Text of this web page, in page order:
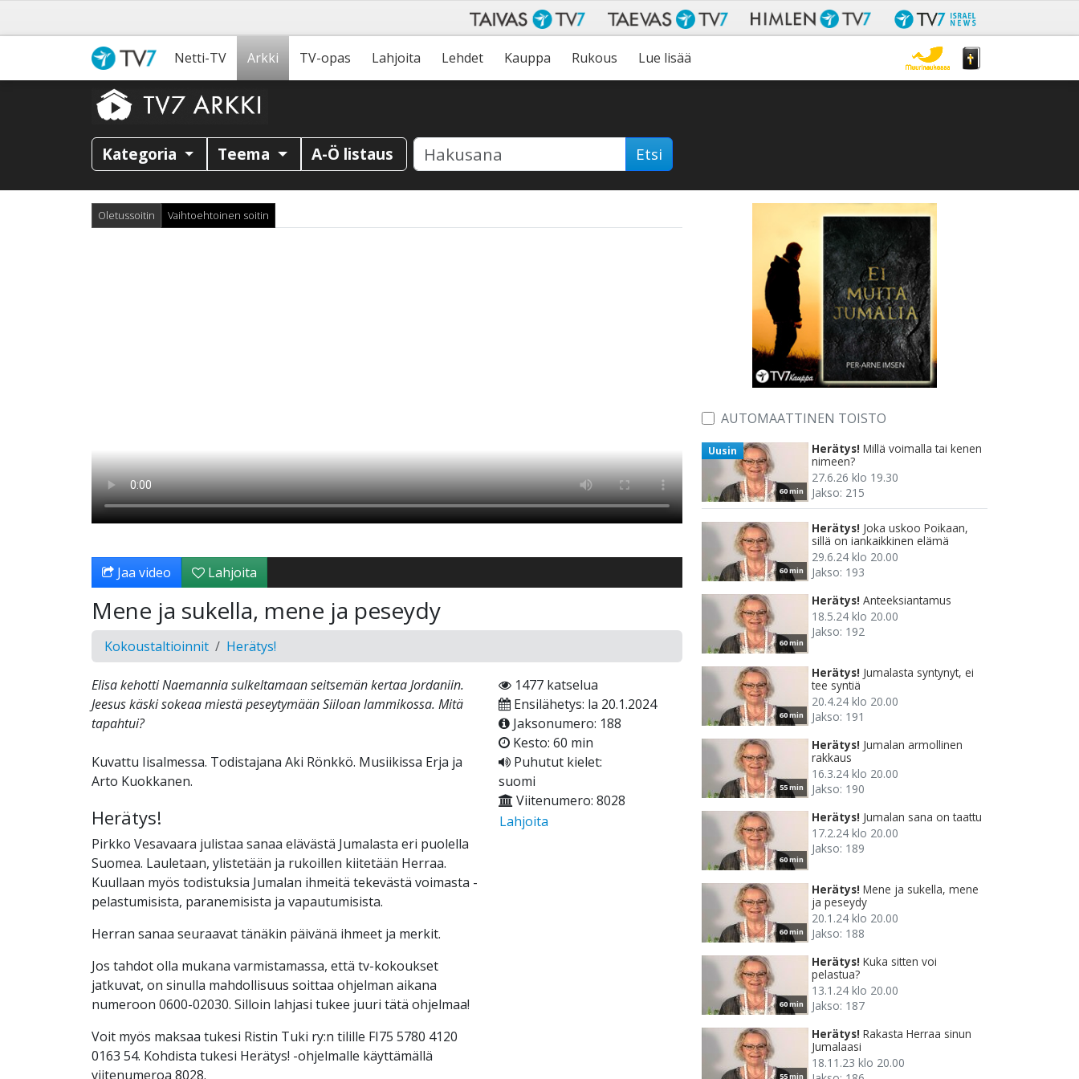
Netti-TV Arkki TV-opas Lahjoita Lehdet Kauppa Rukous Lue lisää
Kategoria Teema A-Ö listaus Etsi
Oletussoitin Vaihtoehtoinen soitin
Jaa video Lahjoita
Mene ja sukella, mene ja peseydy
Kokoustaltioinnit Herätys!
Elisa kehotti Naemannia sulkeltamaan seitsemän kertaa Jordaniin.
Jeesus käski sokeaa miestä peseytymään Siiloan lammikossa. Mitä
tapahtui?
Kuvattu Iisalmessa. Todistajana Aki Rönkkö. Musiikissa Erja ja
Arto Kuokkanen.
Herätys!
Pirkko Vesavaara julistaa sanaa elävästä Jumalasta eri puolella
Suomea. Lauletaan, ylistetään ja rukoillen kiitetään Herraa.
Kuullaan myös todistuksia Jumalan ihmeitä tekevästä voimasta -
pelastumisista, paranemisista ja vapautumisista.
Herran sanaa seuraavat tänäkin päivänä ihmeet ja merkit.
Jos tahdot olla mukana varmistamassa, että tv-kokoukset
jatkuvat, on sinulla mahdollisuus soittaa ohjelman aikana
numeroon 0600-02030. Silloin lahjasi tukee juuri tätä ohjelmaa!
Voit myös maksaa tukesi Ristin Tuki ry:n tilille FI75 5780 4120
0163 54. Kohdista tukesi Herätys! -ohjelmalle käyttämällä
viitenumeroa 8028.
1477 katselua
Ensilähetys: la 20.1.2024
Jaksonumero: 188
Kesto: 60 min
Puhutut kielet:
suomi
Viitenumero: 8028
Lahjoita
AUTOMAATTINEN TOISTO
60 min
Uusin Herätys! Millä voimalla tai kenen
nimeen?
27.6.26 klo 19.30
Jakso: 215
60 min
Herätys! Joka uskoo Poikaan,
sillä on iankaikkinen elämä
29.6.24 klo 20.00
Jakso: 193
60 min
Herätys! Anteeksiantamus
18.5.24 klo 20.00
Jakso: 192
60 min
Herätys! Jumalasta syntynyt, ei
tee syntiä
20.4.24 klo 20.00
Jakso: 191
55 min
Herätys! Jumalan armollinen
rakkaus
16.3.24 klo 20.00
Jakso: 190
60 min
Herätys! Jumalan sana on taattu
17.2.24 klo 20.00
Jakso: 189
60 min
Herätys! Mene ja sukella, mene
ja peseydy
20.1.24 klo 20.00
Jakso: 188
60 min
Herätys! Kuka sitten voi
pelastua?
13.1.24 klo 20.00
Jakso: 187
55 min
Herätys! Rakasta Herraa sinun
Jumalaasi
18.11.23 klo 20.00